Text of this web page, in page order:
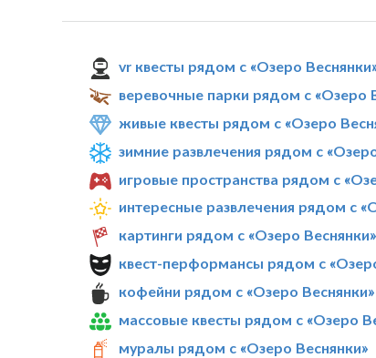
vr квесты рядом с «Озеро
веревочные парки рядом с «Озеро
живые квесты рядом с «Озеро
зимние развлечения рядом с
игровые пространства рядом с
интересные развлечения рядом с
картинги рядом с «Озеро Веснянки»
квест-перформансы рядом с
кофейни рядом с «Озеро Веснянки»
массовые квесты рядом с «Озеро
муралы рядом с «Озеро Веснянки»